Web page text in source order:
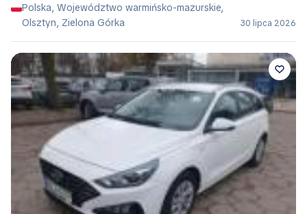
Polska, Województwo warmińsko-mazurskie,
Olsztyn, Zielona Górka
30 lipca 2026